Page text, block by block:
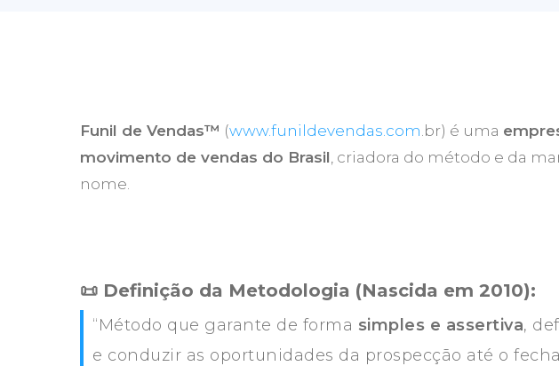
Funil de Vendas™ (www.funildevendas.com.br) é uma
movimento de vendas do Brasil, criadora do método e da
nome.
📜 Definição da Metodologia (Nascida em 2010):
“Método que garante de forma simples e assertiva,
e conduzir as oportunidades da prospecção até o